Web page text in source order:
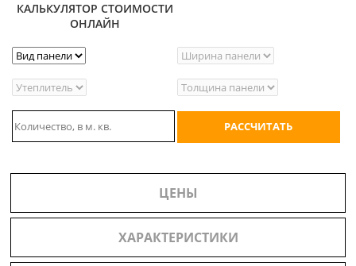
КАЛЬКУЛЯТОР СТОИМОСТИ
ОНЛАЙН
РАССЧИТАТЬ
ЦЕНЫ
ХАРАКТЕРИСТИКИ